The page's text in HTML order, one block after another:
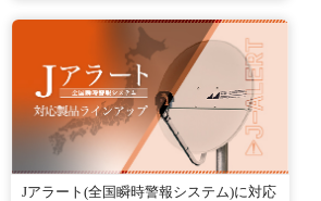
Jアラート(全国瞬時警報システム)に対応